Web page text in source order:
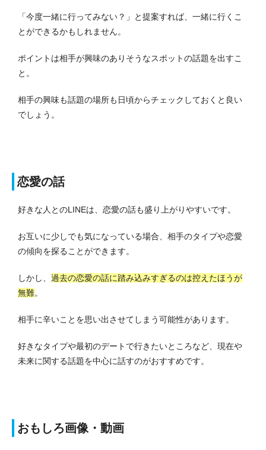
「今度一緒に行ってみない？」と提案すれば、一緒に行くこ
とができるかもしれません。
ポイントは相手が興味のありそうなスポットの話題を出すこ
と。
相手の興味も話題の場所も日頃からチェックしておくと良い
でしょう。
恋愛の話
好きな人とのLINEは、恋愛の話も盛り上がりやすいです。
お互いに少しでも気になっている場合、相手のタイプや恋愛
の傾向を探ることができます。
しかし、 過去の恋愛の話に踏み込みすぎるのは控えたほうが
無難。
相手に辛いことを思い出させてしまう可能性があります。
好きなタイプや最初のデートで行きたいところなど、現在や
未来に関する話題を中心に話すのがおすすめです。
おもしろ画像・動画